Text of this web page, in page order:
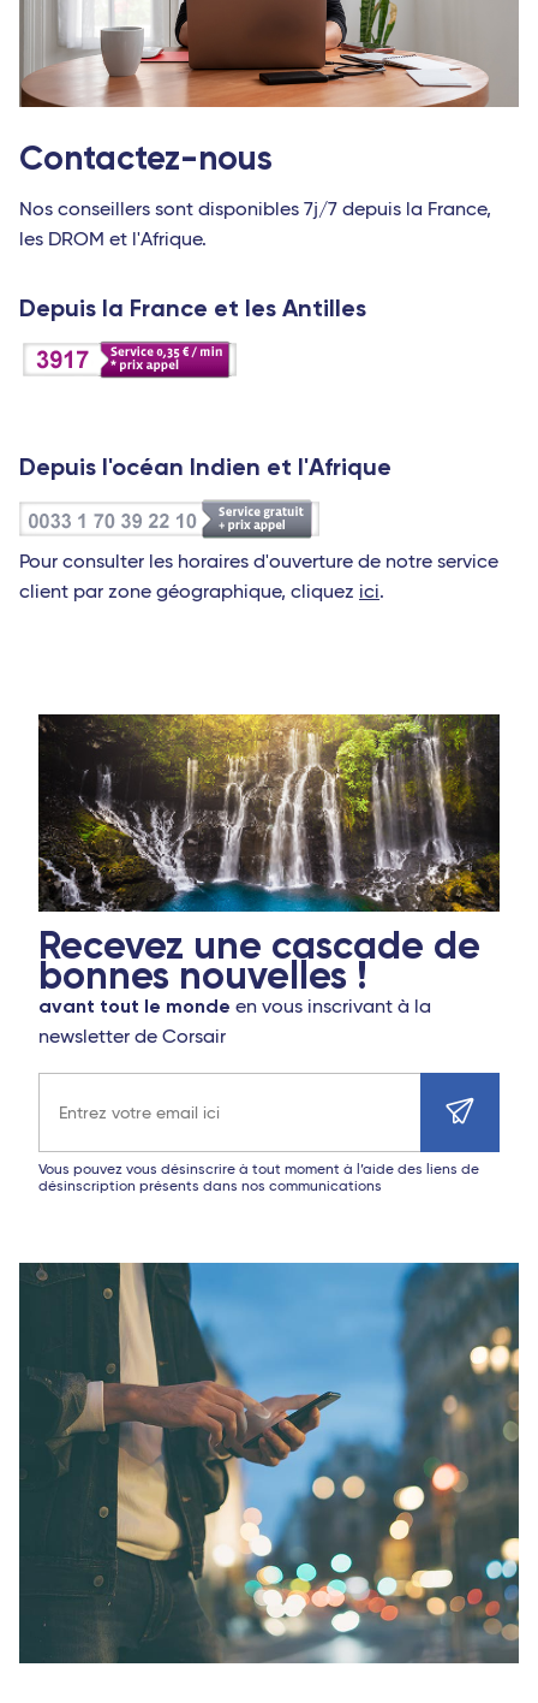
Contactez-nous
Nos conseillers sont disponibles 7j/7 depuis la France,
les DROM et l'Afrique.
Depuis la France et les Antilles
Depuis l'océan Indien et l'Afrique
Pour consulter les horaires d'ouverture de notre service
client par zone géographique, cliquez ici.
Recevez une cascade de
bonnes nouvelles !
avant tout le monde en vous inscrivant à la
newsletter de Corsair
Vous pouvez vous désinscrire à tout moment à l’aide des liens de
désinscription présents dans nos communications